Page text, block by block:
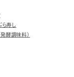
ら寿し
酵調味料）